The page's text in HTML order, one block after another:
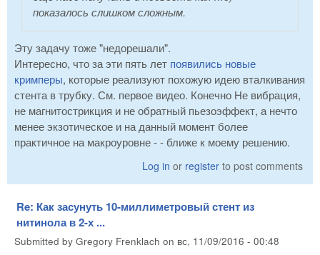
показалось слишком сложным.
Эту задачу тоже "недорешали".
Интересно, что за эти пять лет появились новые
кримперы, которые реализуют похожую идею вталкивания
стента в трубку. См. первое видео. Конечно Не вибрация,
не магнитострикция и не обратный пьезоэффект, а нечто
менее экзотическое и на данный момент более
практичное на макроуровне - - ближе к моему решению.
Log in or register to post comments
Re: Как засунуть 10-миллиметровый стент из
нитинола в 2-х ...
Submitted by Gregory Frenklach on вс, 11/09/2016 - 00:48